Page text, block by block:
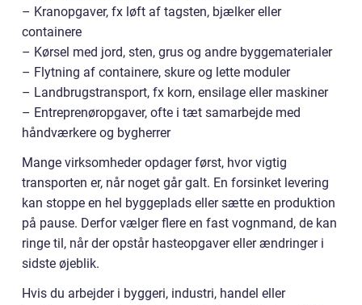
– Kranopgaver, fx løft af tagsten, bjælker eller
containere
– Kørsel med jord, sten, grus og andre byggematerialer
– Flytning af containere, skure og lette moduler
– Landbrugstransport, fx korn, ensilage eller maskiner
– Entreprenøropgaver, ofte i tæt samarbejde med
håndværkere og bygherrer
Mange virksomheder opdager først, hvor vigtig
transporten er, når noget går galt. En forsinket levering
kan stoppe en hel byggeplads eller sætte en produktion
på pause. Derfor vælger flere en fast vognmand, de kan
ringe til, når der opstår hasteopgaver eller ændringer i
sidste øjeblik.
Hvis du arbejder i byggeri, industri, handel eller